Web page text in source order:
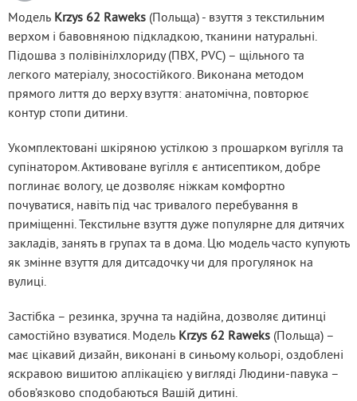
Модель Krzys 62 Raweks (Польща) - взуття з текстильним
верхом і бавовняною підкладкою, тканини натуральні.
Підошва з полівінілхлориду (ПВХ, PVC) – щільного та
легкого матеріалу, зносостійкого. Виконана методом
прямого лиття до верху взуття: анатомічна, повторює
контур стопи дитини.
Укомплектовані шкіряною устілкою з прошарком вугілля та
супінатором. Активоване вугілля є антисептиком, добре
поглинає вологу, це дозволяє ніжкам комфортно
почуватися, навіть під час тривалого перебування в
приміщенні. Текстильне взуття дуже популярне для дитячих
закладів, занять в групах та в дома. Цю модель часто купують
як змінне взуття для дитсадочку чи для прогулянок на
вулиці.
Застібка – резинка, зручна та надійна, дозволяє дитинці
самостійно взуватися. Модель Krzys 62 Raweks (Польща) –
має цікавий дизайн, виконані в синьому кольорі, оздоблені
яскравою вишитою аплікацією у вигляді Людини-павука –
обов’язково сподобаються Вашій дитині.